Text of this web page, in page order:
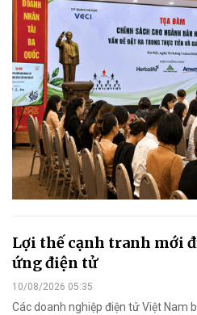
Lợi thế cạnh tranh mới
ứng điện tử
10/08/2026 05:35
Các doanh nghiệp điện tử Việt Nam